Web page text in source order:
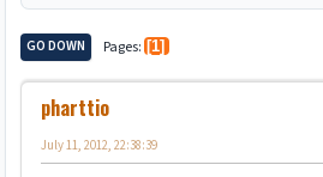
GO DOWN Pages 1
pharttio
July 11, 2012, 22:38:39